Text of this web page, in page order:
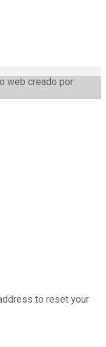
web creado por
to reset your